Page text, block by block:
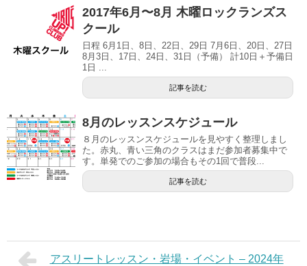
2017年6月〜8月 木曜ロックランズス
クール
日程 6月1日、8日、22日、29日 7月6日、20日、27日
8月3日、17日、24日、31日（予備） 計10日＋予備日
1日 ...
記事を読む
8月のレッスンスケジュール
８月のレッスンスケジュールを見やすく整理しまし
た。赤丸、青い三角のクラスはまだ参加者募集中で
す。単発でのご参加の場合もその1回で普段...
記事を読む
アスリートレッスン・岩場・イベント – 2024年